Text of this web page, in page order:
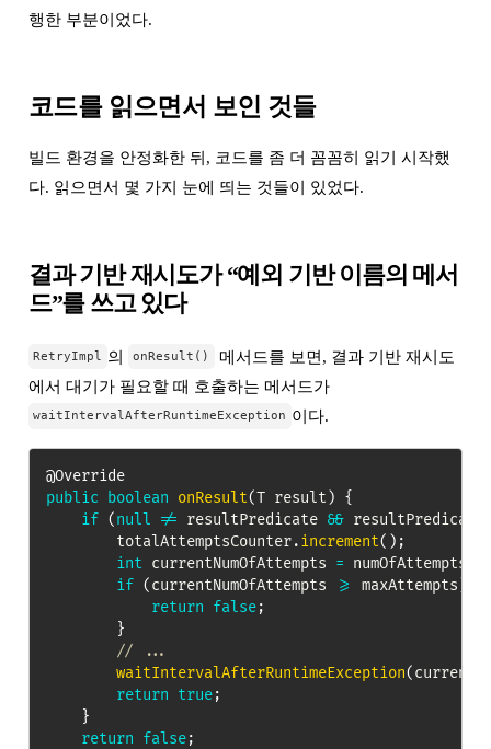
행한 부분이었다.
코드를 읽으면서 보인 것들
빌드 환경을 안정화한 뒤, 코드를 좀 더 꼼꼼히 읽기 시작했
다. 읽으면서 몇 가지 눈에 띄는 것들이 있었다.
결과 기반 재시도가 “예외 기반 이름의 메서
드”를 쓰고 있다
RetryImpl 의 onResult()
메서드를 보면, 결과 기반 재시도
에서 대기가 필요할 때 호출하는 메서드가
waitIntervalAfterRuntimeException 이다.
@Override
public
boolean onResult(T result ) {
if (null != resultPredicate && resultPredicate
        totalAttemptsCounter
.increment( ) ;
int currentNumOfAttempts = numOfAttempts
if (currentNumOfAttempts >= maxAttempts
return false;
}
// ...
waitIntervalAfterRuntimeException(
return true;
}
return false;